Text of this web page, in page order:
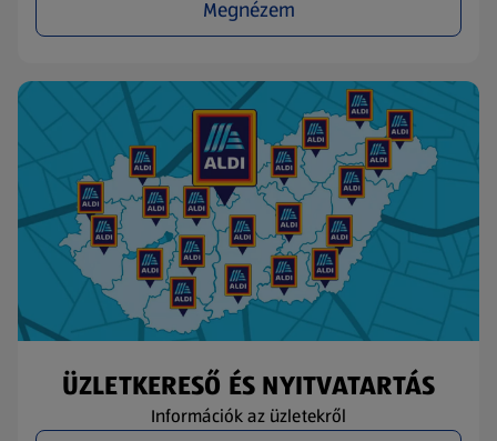
Megnézem
ÜZLETKERESŐ ÉS NYITVATARTÁS
Információk az üzletekről